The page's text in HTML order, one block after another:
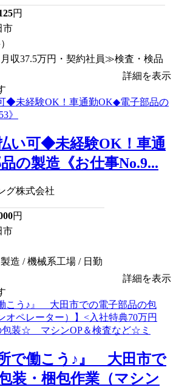
円
市
収37.5万円・契約社員≫検査・検品
詳細を表示
い可◆未経験OK！車通
の製造《お仕事No.9...
グ株式会社
円
市
造 / 機械系工場 / 日勤
詳細を表示
所で働こう♪』 大田市で
装・梱包作業（マシン